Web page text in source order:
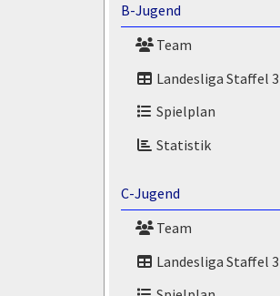
B-Jugend
Team
Landesliga Staffel 3
Spielplan
Statistik
C-Jugend
Team
Landesliga Staffel 3